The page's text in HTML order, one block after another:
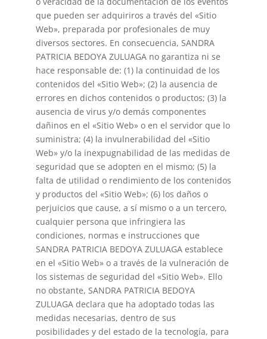
que pueden ser adquiriros a través del «Sitio
Web», preparada por profesionales de muy
diversos sectores. En consecuencia, SANDRA
PATRICIA BEDOYA ZULUAGA no garantiza ni se
hace responsable de: (1) la continuidad de los
contenidos del «Sitio Web»; (2) la ausencia de
errores en dichos contenidos o productos; (3) la
ausencia de virus y/o demás componentes
dañinos en el «Sitio Web» o en el servidor que lo
suministra; (4) la invulnerabilidad del «Sitio
Web» y/o la inexpugnabilidad de las medidas de
seguridad que se adopten en el mismo; (5) la
falta de utilidad o rendimiento de los contenidos
y productos del «Sitio Web»; (6) los daños o
perjuicios que cause, a sí mismo o a un tercero,
cualquier persona que infringiera las
condiciones, normas e instrucciones que
SANDRA PATRICIA BEDOYA ZULUAGA establece
en el «Sitio Web» o a través de la vulneración de
los sistemas de seguridad del «Sitio Web». Ello
no obstante, SANDRA PATRICIA BEDOYA
ZULUAGA declara que ha adoptado todas las
medidas necesarias, dentro de sus
posibilidades y del estado de la tecnología, para